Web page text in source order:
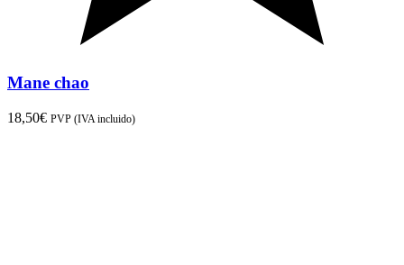
Mane chao
18,50€ PVP (IVA incluido)